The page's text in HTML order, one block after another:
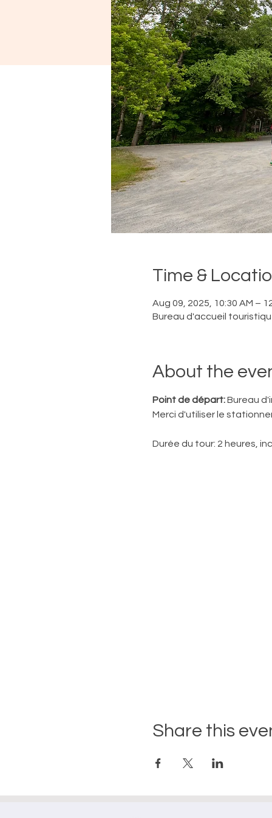
Time &
Aug 09, 2025, 10:30 AM –
Bureau d'accueil
About the
Point de départ: Bureau
Merci d'utiliser le
Durée du tour: 2 heures,
Share this